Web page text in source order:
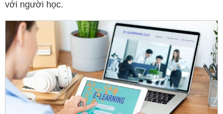
với người học.